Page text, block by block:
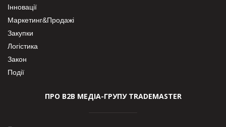
Інновації
Маркетинг&Продажі
Закупки
Логістика
Закон
Події
ПРО В2В МЕДІА-ГРУПУ TRADEMASTER